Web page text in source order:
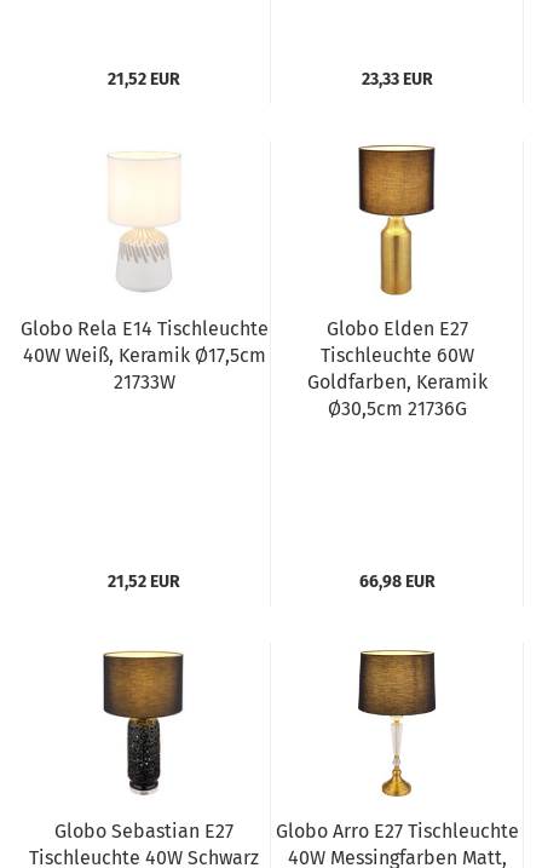
21,52 EUR 23,33 EUR
Globo Rela E14 Tischleuchte
40W Weiß, Keramik Ø17,5cm
21733W
21,52 EUR
Globo Elden E27
Tischleuchte 60W
Goldfarben, Keramik
Ø30,5cm 21736G
66,98 EUR
Globo Sebastian E27
Tischleuchte 40W Schwarz
Globo Arro E27 Tischleuchte
40W Messingfarben Matt,